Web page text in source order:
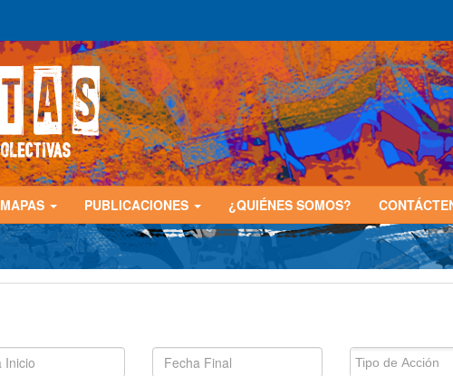
MAPAS PUBLICACIONES ¿QUIÉNES SOMOS?